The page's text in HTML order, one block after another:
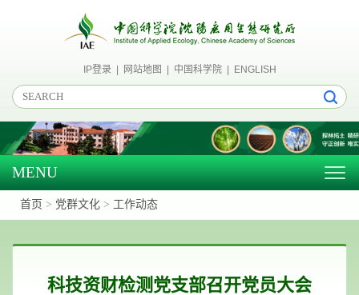
IP登录| 网站地图 中国科学院| ENGLISH
MENU
首页 > 党群文化 > 工作动态
科技资财检测党支部召开党员大会